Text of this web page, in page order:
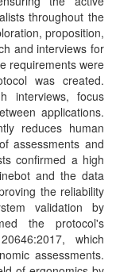
throughout the
proposition,
and interviews for
requirements were
was created.
interviews, focus
applications.
reduces human
assessments and
confirmed a high
and the data
the reliability
validation by
the protocol's
which
assessments.